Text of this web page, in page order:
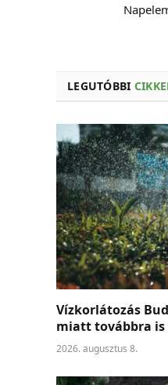
LEGUTÓBBI
Vízkorlátozás
miatt továbbra is
2026. augusztus 8.